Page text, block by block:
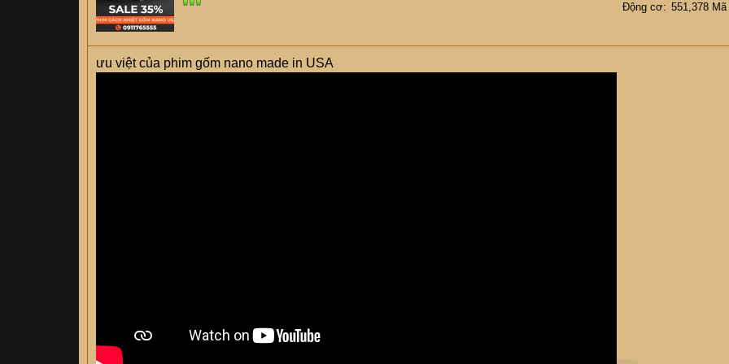
Động cơ 551,378
ưu việt của phim gốm nano made in USA